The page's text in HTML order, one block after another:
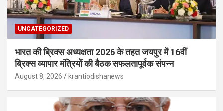
UNCATEGORIZED
भारत की ब्रिक्‍स अध्यक्षता 2026 के तहत जयपुर में 16वीं
ब्रिक्‍स व्यापार मंत्रियों की बैठक सफलतापूर्वक संपन्न
August 8, 2026 krantiodishanews